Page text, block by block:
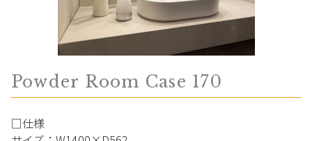
Powder Room Case 170
□仕様